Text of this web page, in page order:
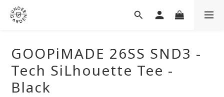
GOOPiMADE 26SS SND3 -
Tech SiLhouette Tee -
Black